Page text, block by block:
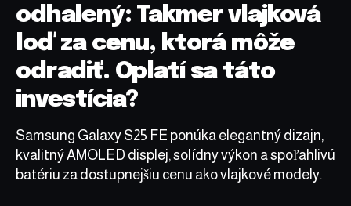
odhalený: Takmer vlajková
loď za cenu, ktorá môže
odradiť. Oplatí sa táto
investícia?
Samsung Galaxy S25 FE ponúka elegantný dizajn,
kvalitný AMOLED displej, solídny výkon a spoľahlivú
batériu za dostupnejšiu cenu ako vlajkové modely.